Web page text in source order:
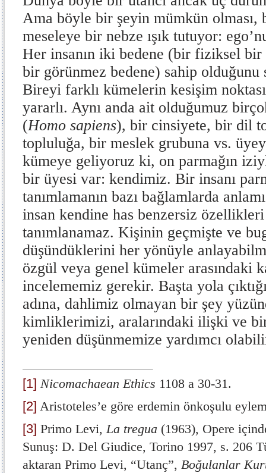
Ama böyle bir şeyin mümkün olması,
meseleye bir nebze ışık tutuyor:
Her insanın iki bedene (bir fiziksel
bir görünmez bedene) sahip
Bireyi farklı kümelerin kesişim
yararlı. Aynı anda ait olduğumuz
(Homo sapiens), bir cinsiyete, bir dil
topluluğa, bir meslek grubuna vs.
kümeye geliyoruz ki, on parmağın
bir üyesi var: kendimiz. Bir insanı
tanımlamanın bazı bağlamlarda
insan kendine has benzersiz
tanımlanamaz. Kişinin geçmişte ve
düşündüklerini her yönüyle
özgül veya genel kümeler arasındaki
incelememiz gerekir. Başta yola
adına, dahlimiz olmayan bir şey
kimliklerimizi, aralarındaki ilişki ve
yeniden düşünmemize yardımcı
[1] Nicomachaean Ethics 1108 a 30-31.
[2] Aristoteles’e göre erdemin önkoşulu
[3] Primo Levi,La tregua (1963), Opere
Sunuş: D. Del Giudice, Torino 1997, s. 206
aktaran Primo Levi, “Utanç”, Boğulanlar